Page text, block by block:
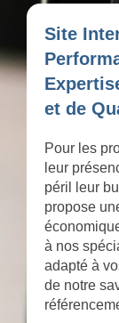
Site
et de
Pour les
leur
péril leur
propose
à nos
adapté à
de notre